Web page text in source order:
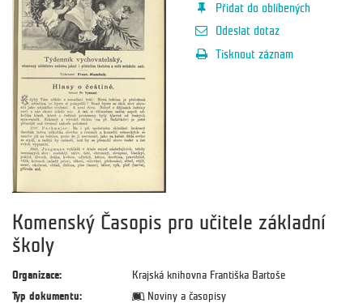
Přidat do oblíbených
Odeslat dotaz
Tisknout záznam
Komenský Časopis pro učitele základní
školy
Organizace:
Krajská knihovna Františka Bartoše
Typ dokumentu:
Noviny a časopisy